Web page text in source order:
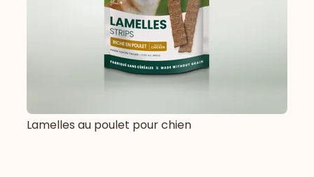
Lamelles au poulet pour chien